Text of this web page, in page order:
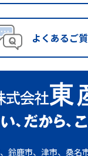
よくあるご
鈴鹿市、津市、桑名